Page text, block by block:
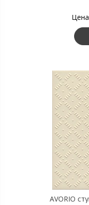
AVORIO